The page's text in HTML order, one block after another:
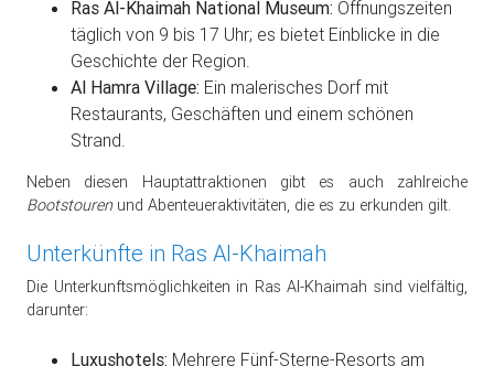
Ras Al-Khaimah National Museum: Öffnungszeiten
täglich von 9 bis 17 Uhr; es bietet Einblicke in die
Geschichte der Region.
Al Hamra Village: Ein malerisches Dorf mit
Restaurants, Geschäften und einem schönen
Strand.
Neben diesen Hauptattraktionen gibt es auch zahlreiche
Bootstourenund Abenteueraktivitäten, die es zu erkunden gilt.
Unterkünfte in Ras Al-Khaimah
Die Unterkunftsmöglichkeiten in Ras Al-Khaimah sind vielfältig,
darunter:
Luxushotels: Mehrere Fünf-Sterne-Resorts am